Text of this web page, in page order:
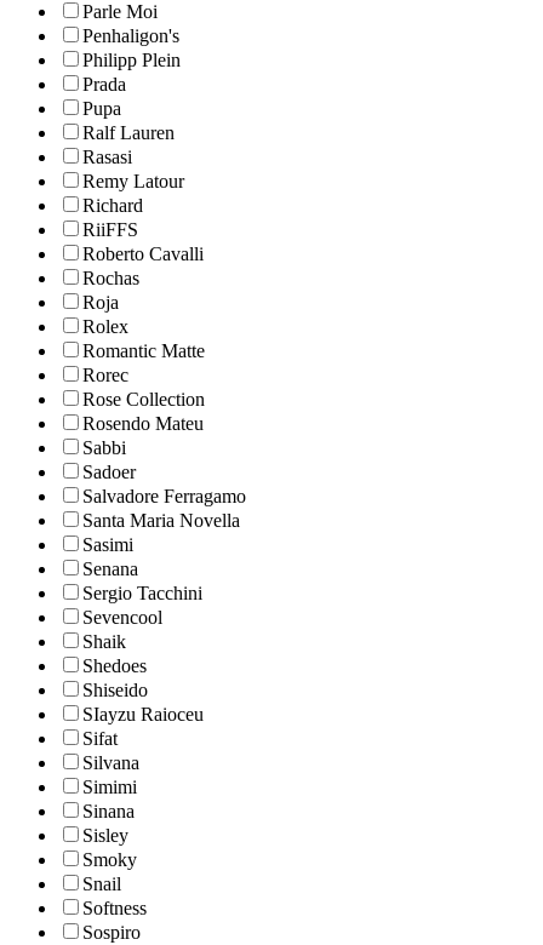
Parle Moi
Penhaligon's
Philipp Plein
Prada
Pupa
Ralf Lauren
Rasasi
Remy Latour
Richard
RiiFFS
Roberto Cavalli
Rochas
Roja
Rolex
Romantic Matte
Rorec
Rose Collection
Rosendo Mateu
Sabbi
Sadoer
Salvadore Ferragamo
Santa Maria Novella
Sasimi
Senana
Sergio Tacchini
Sevencool
Shaik
Shedoes
Shiseido
SIayzu Raioceu
Sifat
Silvana
Simimi
Sinana
Sisley
Smoky
Snail
Softness
Sospiro